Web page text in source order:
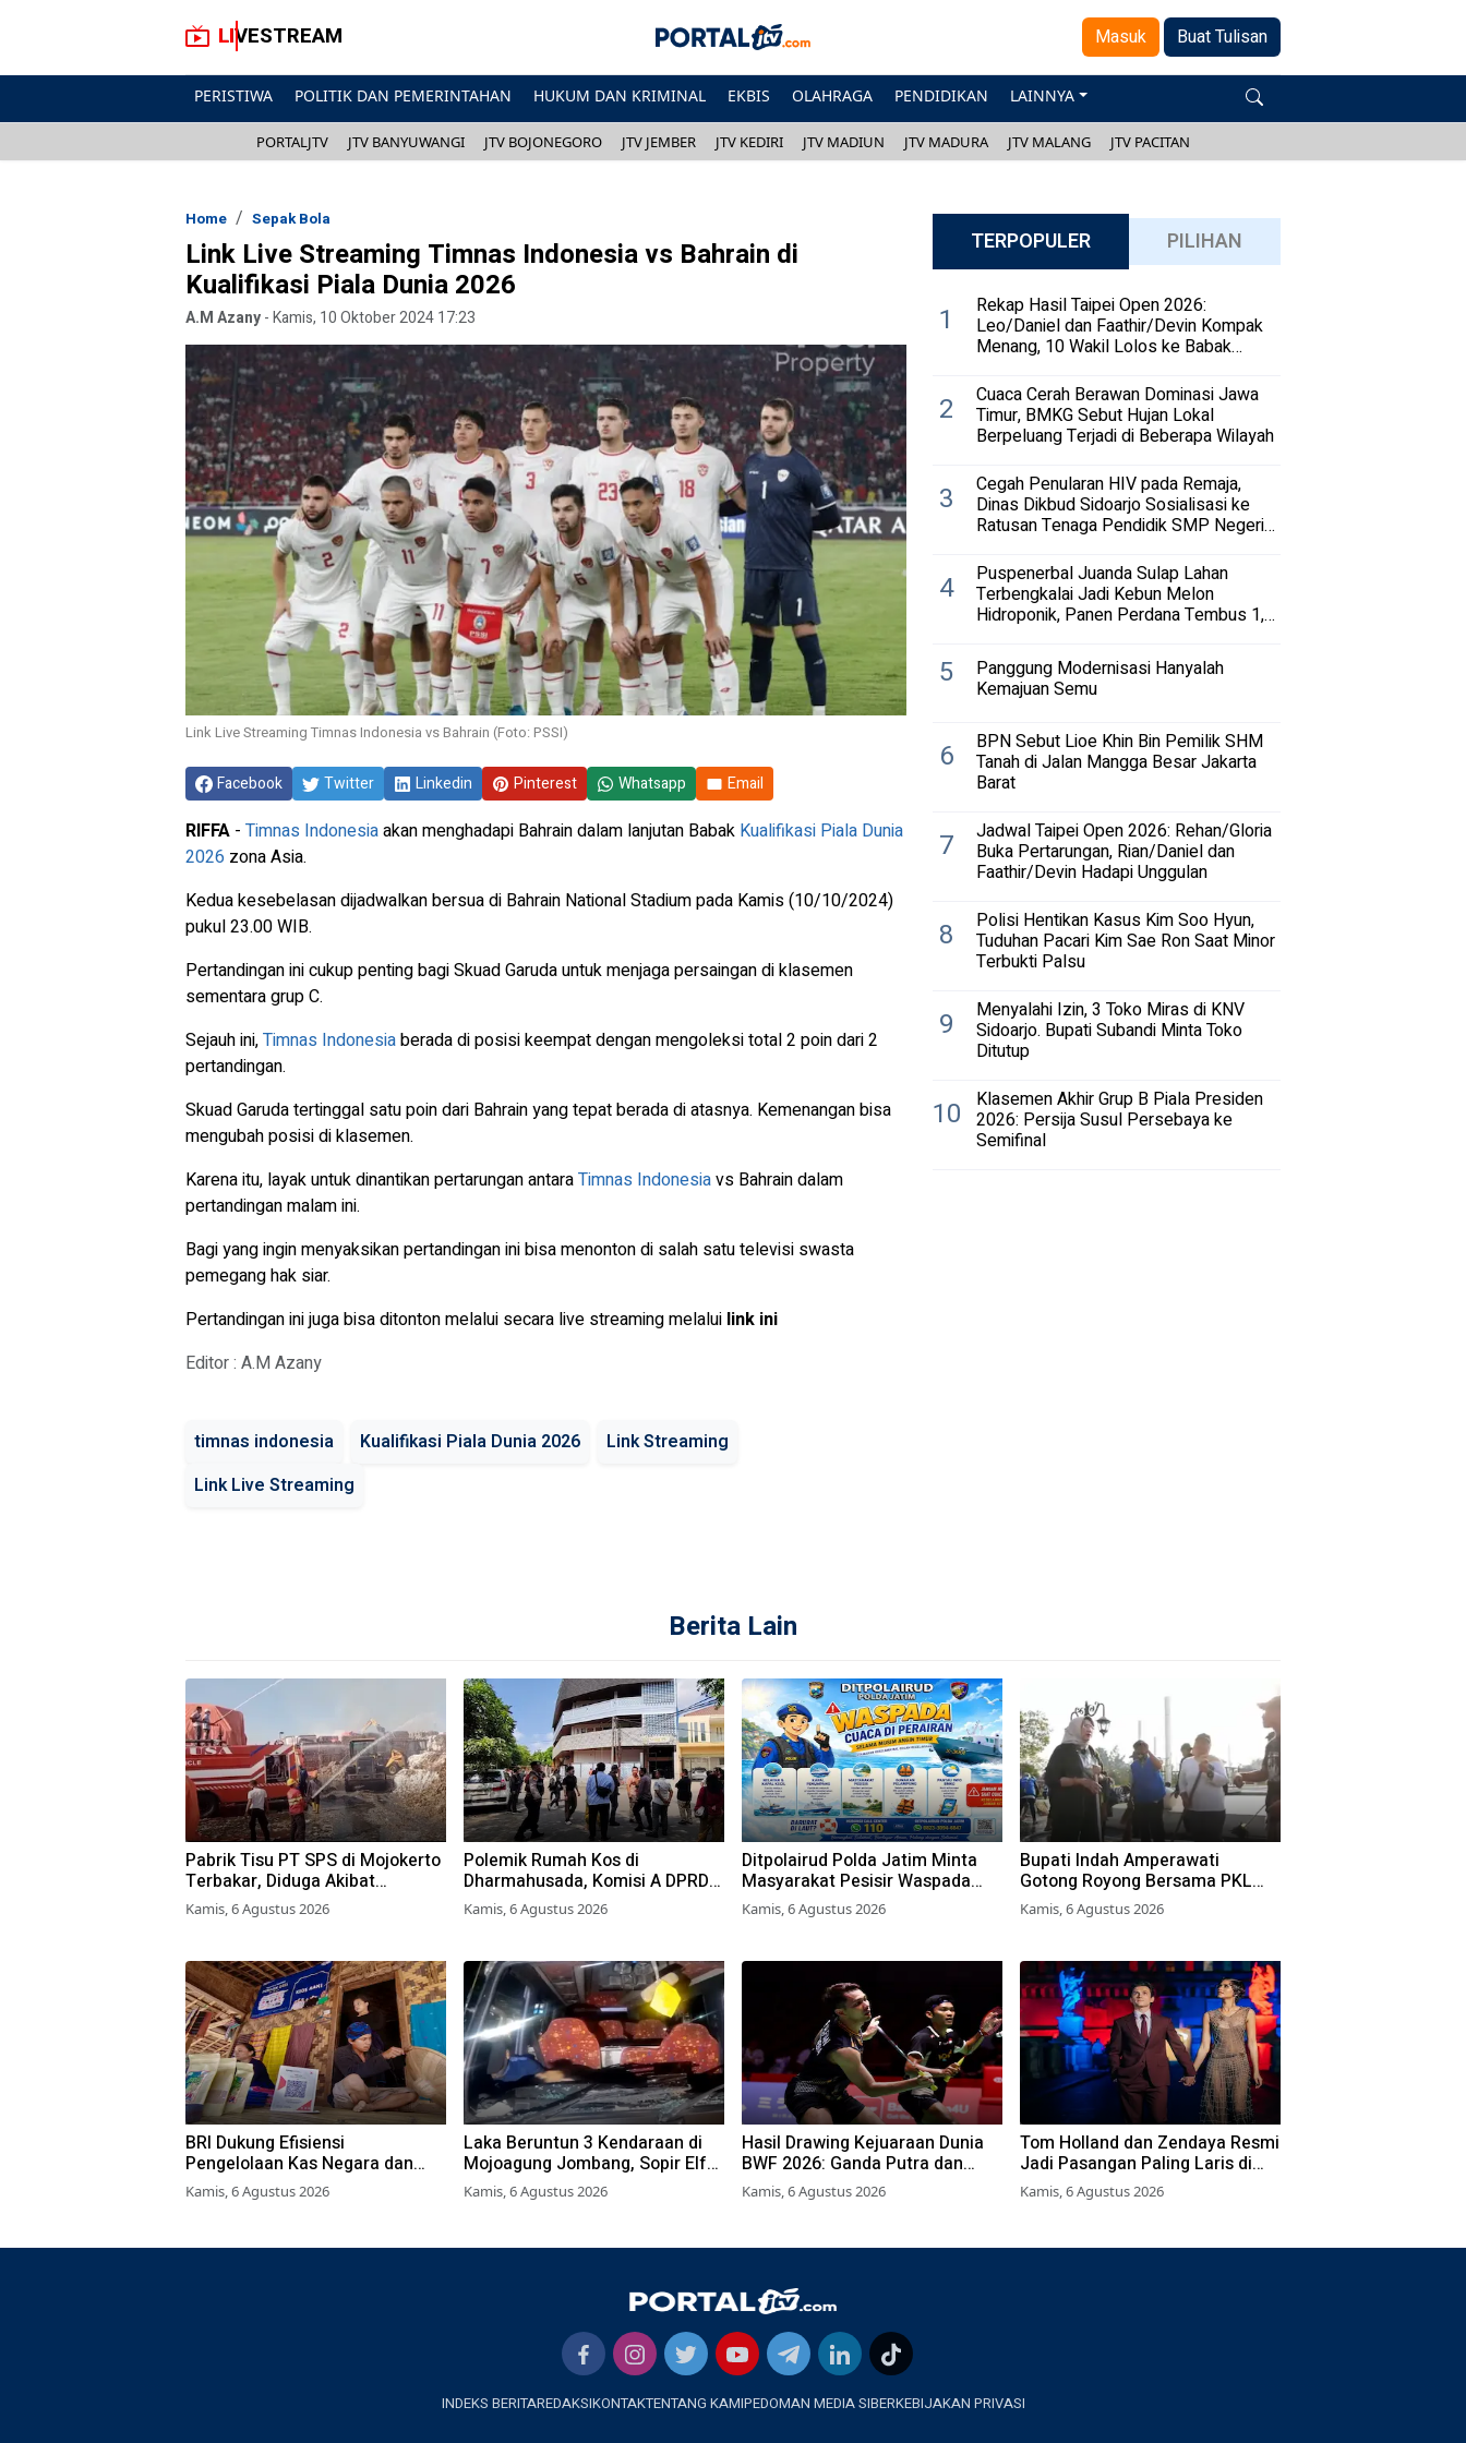
LIVESTREAM Masuk Buat Tulisan
PERISTIWA POLITIK DAN PEMERINTAHAN HUKUM DAN KRIMINAL EKBIS OLAHRAGA PENDIDIKAN LAINNYA
PORTALJTV JTV BANYUWANGI JTV BOJONEGORO JTV JEMBER JTV KEDIRI JTV MADIUN JTV MADURA JTV MALANG JTV PACITAN
Home Sepak Bola
Link Live Streaming Timnas Indonesia vs Bahrain di
Kualifikasi Piala Dunia 2026
A.M Azany-Kamis, 10 Oktober 2024 17:23
Link Live Streaming Timnas Indonesia vs Bahrain (Foto: PSSI)
Facebook Twitter Linkedin Pinterest Whatsapp Email
RIFFA - Timnas Indonesiaakan menghadapi Bahrain dalam lanjutan Babak Kualifikasi Piala Dunia
2026 zona Asia.
Kedua kesebelasan dijadwalkan bersua di Bahrain National Stadium pada Kamis (10/10/2024)
pukul 23.00 WIB.
Pertandingan ini cukup penting bagi Skuad Garuda untuk menjaga persaingan di klasemen
sementara grup C.
Sejauh ini,Timnas Indonesiaberada di posisi keempat dengan mengoleksi total 2 poin dari 2
pertandingan.
Skuad Garuda tertinggal satu poin dari Bahrain yang tepat berada di atasnya. Kemenangan bisa
mengubah posisi di klasemen.
Karena itu, layak untuk dinantikan pertarungan antaraTimnas Indonesiavs Bahrain dalam
pertandingan malam ini.
Bagi yang ingin menyaksikan pertandingan ini bisa menonton di salah satu televisi swasta
pemegang hak siar.
Pertandingan ini juga bisa ditonton melalui secara live streaming melalui link ini
Editor : A.M Azany
timnas indonesia Kualifikasi Piala Dunia 2026
Link Streaming
Link Live Streaming
TERPOPULER PILIHAN
1 Rekap Hasil Taipei Open 2026:
Leo/Daniel dan Faathir/Devin Kompak
Menang, 10 Wakil Lolos ke Babak
2 Cuaca Cerah Berawan Dominasi Jawa
Timur, BMKG Sebut Hujan Lokal
Berpeluang Terjadi di Beberapa Wilayah
3 Cegah Penularan HIV pada Remaja,
Dinas Dikbud Sidoarjo Sosialisasi ke
Ratusan Tenaga Pendidik SMP Negeri
4 Puspenerbal Juanda Sulap Lahan
Terbengkalai Jadi Kebun Melon
Hidroponik, Panen Perdana Tembus 1,5
5 Panggung Modernisasi Hanyalah
Kemajuan Semu
6 BPN Sebut Lioe Khin Bin Pemilik SHM
Tanah di Jalan Mangga Besar Jakarta
Barat
7 Jadwal Taipei Open 2026: Rehan/Gloria
Buka Pertarungan, Rian/Daniel dan
Faathir/Devin Hadapi Unggulan
8 Polisi Hentikan Kasus Kim Soo Hyun,
Tuduhan Pacari Kim Sae Ron Saat Minor
Terbukti Palsu
9 Menyalahi Izin, 3 Toko Miras di KNV
Sidoarjo. Bupati Subandi Minta Toko
Ditutup
10 Klasemen Akhir Grup B Piala Presiden
2026: Persija Susul Persebaya ke
Semifinal
Berita Lain
Pabrik Tisu PT SPS di Mojokerto
Terbakar, Diduga Akibat
Pembakaran Lahan Tebu
Kamis, 6 Agustus 2026
Polemik Rumah Kos di
Dharmahusada, Komisi A DPRD
Surabaya Desak Pemkot
Terbitkan Perwali Perda Hunian
Kamis, 6 Agustus 2026
Ditpolairud Polda Jatim Minta
Masyarakat Pesisir Waspada
Cuaca Ekstrem
Kamis, 6 Agustus 2026
Bupati Indah Amperawati
Gotong Royong Bersama PKL
Bersihkan Alun-Alun Lumajang
Kamis, 6 Agustus 2026
BRI Dukung Efisiensi
Pengelolaan Kas Negara dan
Perkuat Kredit Berkualitas demi
Dongkrak Sektor Riil
Kamis, 6 Agustus 2026
Laka Beruntun 3 Kendaraan di
Mojoagung Jombang, Sopir Elf
Sempat Terjepit Kemudi
Kamis, 6 Agustus 2026
Hasil Drawing Kejuaraan Dunia
BWF 2026: Ganda Putra dan
Putri Langsung Lolos Babak
Kedua, 6 Wakil Bertarung dari
Kamis, 6 Agustus 2026
Tom Holland dan Zendaya Resmi
Jadi Pasangan Paling Laris di
Box Office 2026
Kamis, 6 Agustus 2026
INDEKS BERITAREDAKSIKONTAKTENTANG KAMIPEDOMAN MEDIA SIBERKEBIJAKAN PRIVASI